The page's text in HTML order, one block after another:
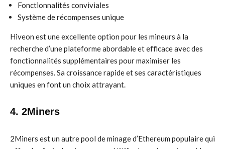
Fonctionnalités conviviales
Système de récompenses unique
Hiveon est une excellente option pour les mineurs à la
recherche d’une plateforme abordable et efficace avec des
fonctionnalités supplémentaires pour maximiser les
récompenses. Sa croissance rapide et ses caractéristiques
uniques en font un choix attrayant.
4. 2Miners
2Miners est un autre pool de minage d’Ethereum populaire qui